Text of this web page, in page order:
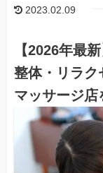
2023.02.09
【2026年最
整体・リラク
マッサージ店